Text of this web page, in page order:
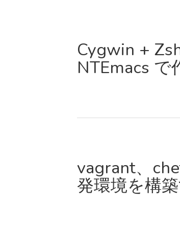
Cygwin +
NTEmacs
vagrant、
発環境を構